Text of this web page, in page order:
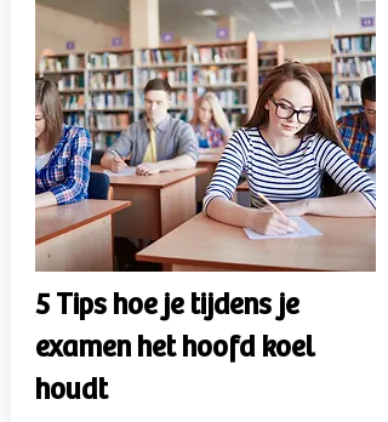
5 Tips hoe je tijdens je
examen het hoofd koel
houdt